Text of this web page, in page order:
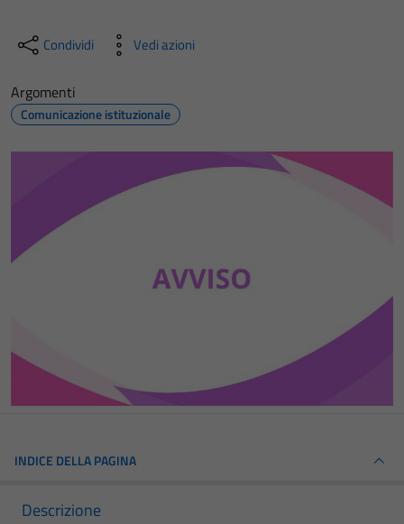
Condividi Vedi azioni
Argomenti
Comunicazione istituzionale
INDICE DELLA PAGINA
Descrizione